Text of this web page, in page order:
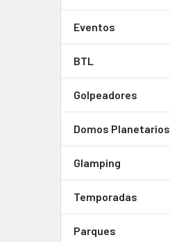
Eventos
BTL
Golpeadores
Domos Planetarios
Glamping
Temporadas
Parques